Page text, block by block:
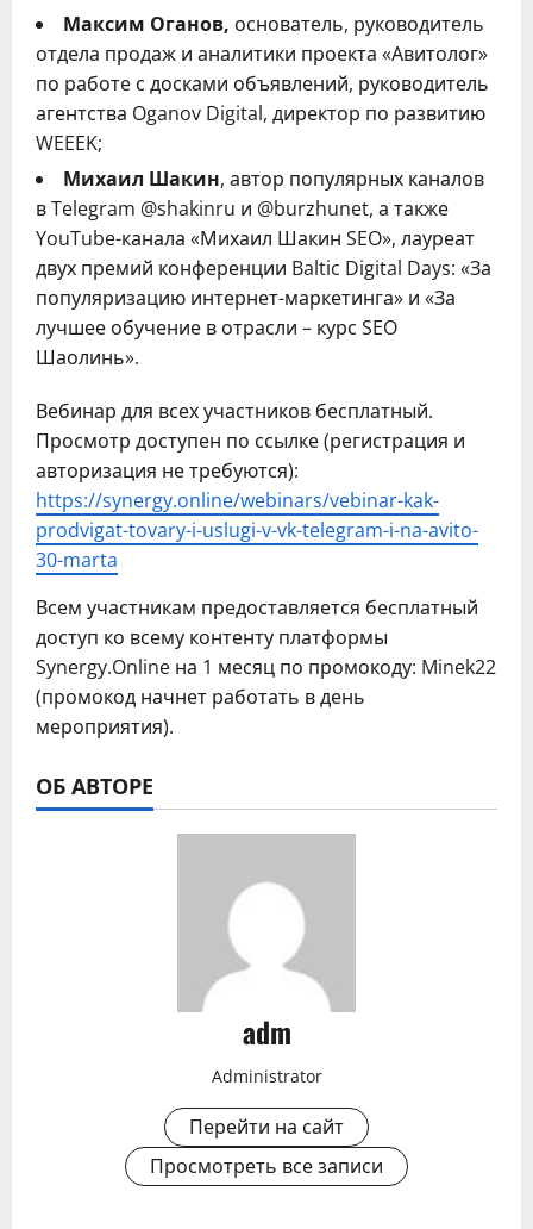
Максим Оганов, основатель, руководитель
отдела продаж и аналитики проекта «Авитолог»
по работе с досками объявлений, руководитель
агентства Oganov Digital, директор по развитию
WEEEK;
Михаил Шакин, автор популярных каналов
в Telegram @shakinru и @burzhunet, а также
YouTube-канала «Михаил Шакин SEO», лауреат
двух премий конференции Baltic Digital Days: «За
популяризацию интернет-маркетинга» и «За
лучшее обучение в отрасли – курс SEO
Шаолинь».
Вебинар для всех участников бесплатный.
Просмотр доступен по ссылке (регистрация и
авторизация не требуются):
https://synergy.online/webinars/vebinar-kak-
prodvigat-tovary-i-uslugi-v-vk-telegram-i-na-avito-
30-marta
Всем участникам предоставляется бесплатный
доступ ко всему контенту платформы
Synergy.Online на 1 месяц по промокоду: Minek22
(промокод начнет работать в день
мероприятия).
ОБ АВТОРЕ
adm
Administrator
Перейти на сайт
Просмотреть все записи